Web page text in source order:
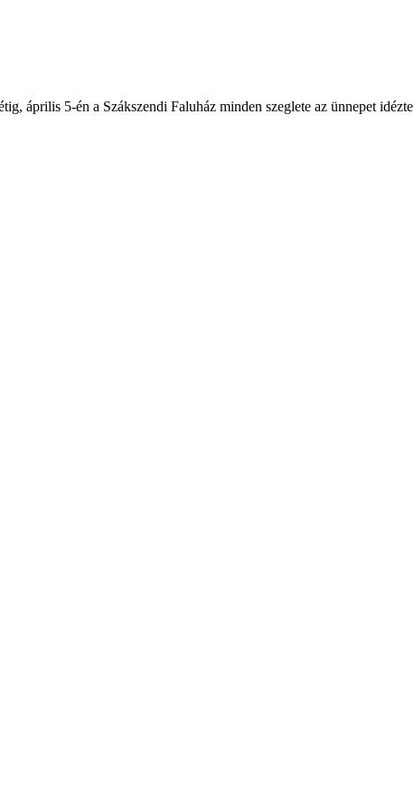
április 5-én a Szákszendi Faluház minden szeglete az ünnepet idézte